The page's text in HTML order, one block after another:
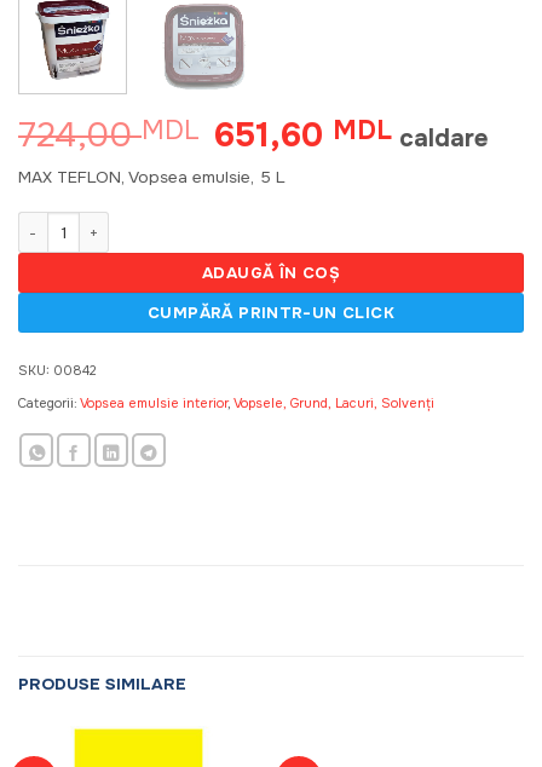
724,00MDL Prețul
inițial
a
651,60 MDLPrețul
curent
caldare
MAX TEFLON, Vopsea emulsie, 5 L
ADAUGĂ ÎN COȘ
SKU: 00842
Categorii: Vopsea emulsie interior, Vopsele, Grund, Lacuri, Solvenți
PRODUSE SIMILARE